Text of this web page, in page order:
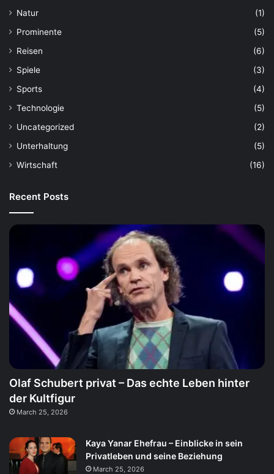
Natur
(1)
Prominente
(5)
Reisen
(6)
Spiele
(3)
Sports
(4)
Technologie
(5)
Uncategorized
(2)
Unterhaltung
(5)
Wirtschaft
(16)
Recent Posts
Olaf Schubert privat – Das echte Leben hinter
der Kultfigur
March 25, 2026
Kaya Yanar Ehefrau – Einblicke in sein
Privatleben und seine Beziehung
March 25, 2026